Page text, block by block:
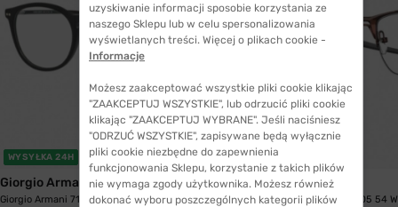
WYSYŁKA 24H
Giorgio Armani
Giorgio Armani 7125 5042 52
Oakley
Oakley 5152 515205 54
uzyskiwanie informacji sposobie korzystania ze
naszego Sklepu lub w celu spersonalizowania
wyświetlanych treści. Więcej o plikach cookie -
Informacje
Możesz zaakceptować wszystkie pliki cookie klikając
"ZAAKCEPTUJ WSZYSTKIE", lub odrzucić pliki cookie
klikając "ZAAKCEPTUJ WYBRANE". Jeśli naciśniesz
"ODRZUĆ WSZYSTKIE", zapisywane będą wyłącznie
pliki cookie niezbędne do zapewnienia
funkcjonowania Sklepu, korzystanie z takich plików
nie wymaga zgody użytkownika. Możesz również
dokonać wyboru poszczególnych kategorii plików